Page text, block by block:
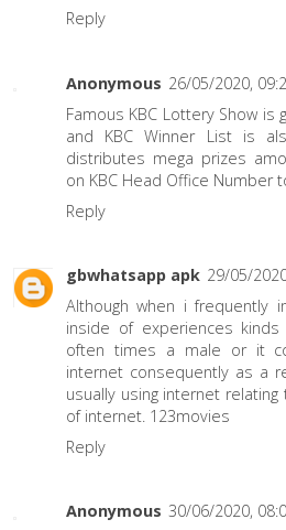
Reply
Anonymous 26/05/2020,
Famous KBC Lottery Show
and KBC Winner List is
distributes mega prizes
on KBC Head Office Number
Reply
gbwhatsapp apk 29/05/
Although when i frequently
inside of experiences
often times a male or it
internet consequently as a
usually using internet
of internet. 123movies
Reply
Anonymous 30/06/2020,